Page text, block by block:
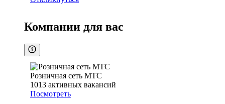
Компании для вас
Розничная сеть МТС
1013 активных вакансий
Посмотреть